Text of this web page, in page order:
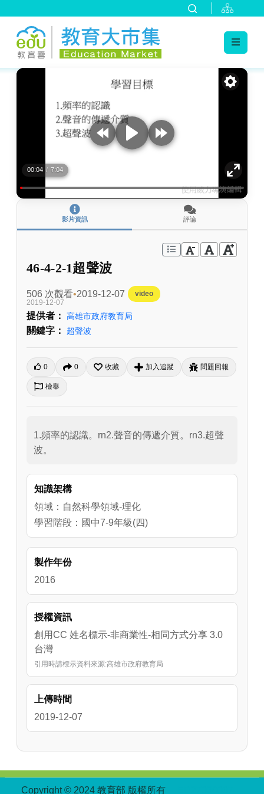
:::
00:04 / 7:04
影片資訊 評論
46-4-2-1超聲波
506 次觀看 2019-12-07
video
2019-12-07
提供者： 高雄市政府教育局
關鍵字： 超聲波
0 0 收藏 加入追蹤 問題回報
檢舉
1.頻率的認識。rn2.聲音的傳遞介質。rn3.超聲
波。
知識架構
領域：自然科學領域-理化
學習階段：國中7-9年級(四)
製作年份
2016
授權資訊
創用CC 姓名標示-非商業性-相同方式分享 3.0
台灣
引用時請標示資料來源:高雄市政府教育局
上傳時間
2019-12-07
Copyright © 2024 教育部 版權所有